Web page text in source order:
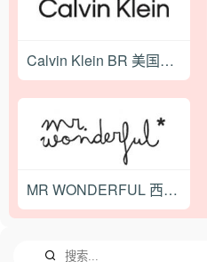
Calvin Klein BR 美国设计师服饰品牌巴西官网
MR WONDERFUL 西班牙创意礼品购物网站